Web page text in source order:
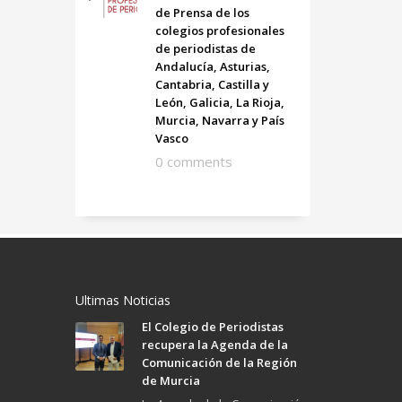
de Prensa de los
colegios profesionales
de periodistas de
Andalucía, Asturias,
Cantabria, Castilla y
León, Galicia, La Rioja,
Murcia, Navarra y País
Vasco
0 comments
Ultimas Noticias
El Colegio de Periodistas
recupera la Agenda de la
Comunicación de la Región
de Murcia